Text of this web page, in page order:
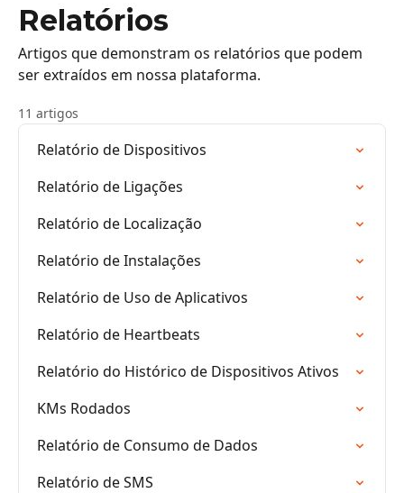
Relatórios
Artigos que demonstram os relatórios que podem
ser extraídos em nossa plataforma.
11 artigos
Relatório de Dispositivos
Relatório de Ligações
Relatório de Localização
Relatório de Instalações
Relatório de Uso de Aplicativos
Relatório de Heartbeats
Relatório do Histórico de Dispositivos Ativos
KMs Rodados
Relatório de Consumo de Dados
Relatório de SMS